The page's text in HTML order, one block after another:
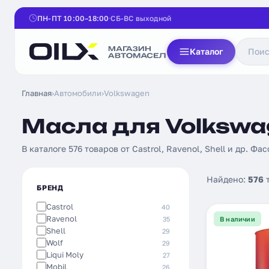
ПН-ПТ 10:00–18:00 СБ-ВС выходной
Каталог
Главная›Автомобили›Volkswagen
Масла для
В каталоге 576 товаров от Castrol, Ravenol, Shell и др.
БРЕНД
Castrol 40
Ravenol 35
Shell 29
Wolf 29
Liqui Moly 27
Mobil 26
Найдено: 576
В наличии